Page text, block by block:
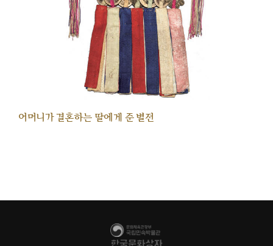
어머니가 결혼하는 딸에게 준 별전